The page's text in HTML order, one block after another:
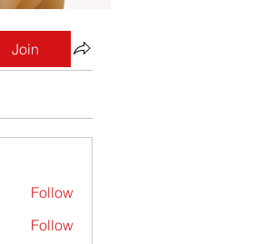
Join
Follow
Follow